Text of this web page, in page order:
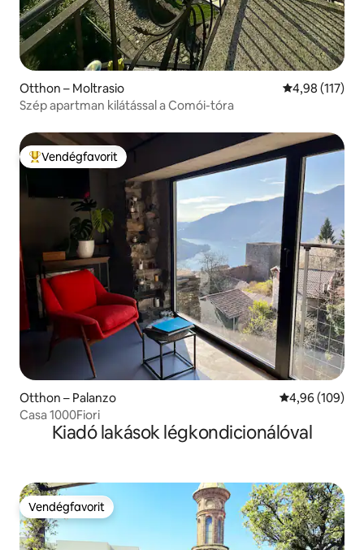
Otthon – Moltrasio Átlagos
4,98 (117)
Szép apartman kilátással a Comói-tóra
Kiemelt vendégfavorit
Vendégfavorit
Otthon – Palanzo Átlagos
4,96 (109)
Casa 1000Fiori
Kiadó lakások légkondicionálóval
Vendégfavorit
Vendégfavorit